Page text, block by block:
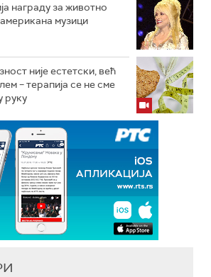
награду за животно
музици
није естетски, већ
– терапија се не сме
руку